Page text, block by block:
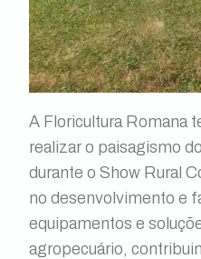
A Floricultura Romana
realizar o paisagismo
durante o Show Rural
no desenvolvimento e
equipamentos e
agropecuário,